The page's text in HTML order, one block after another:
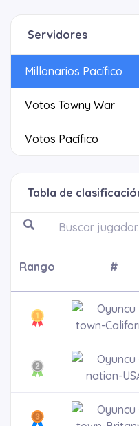
Servidores
Millonarios Pacífico
Votos Towny War
Votos Pacífico
Tabla de
Rango #